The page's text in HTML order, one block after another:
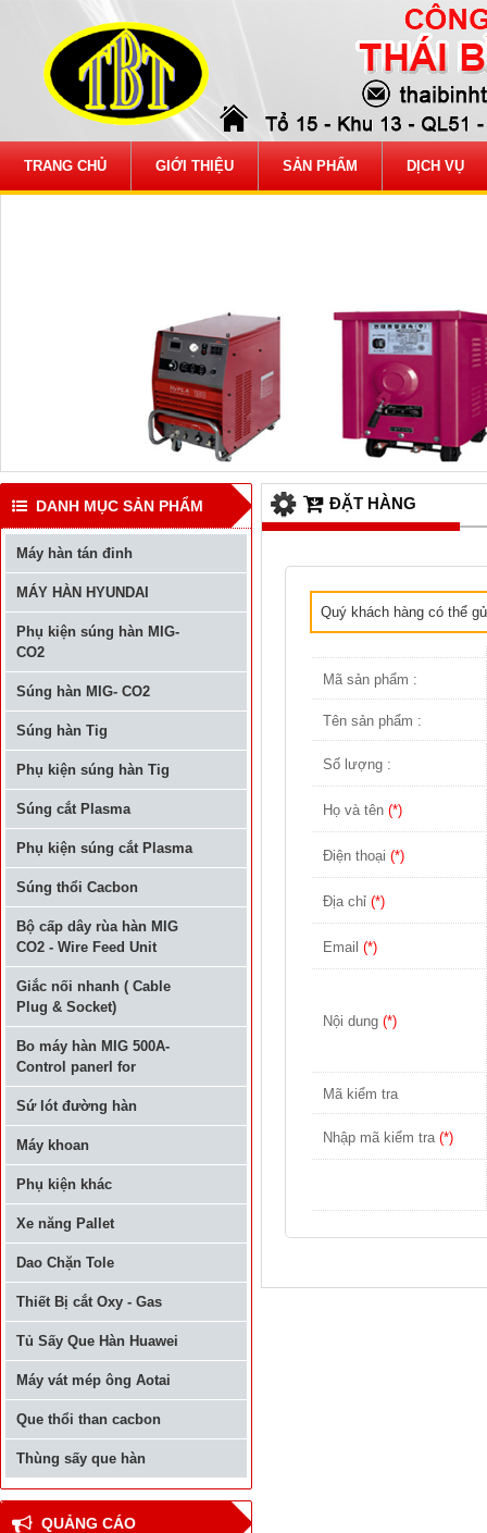
TRANG CHỦ GIỚI THIỆU SẢN PHẨM DỊCH VỤ
DANH MỤC SẢN PHẨM
Máy hàn tán đinh
MÁY HÀN HYUNDAI
Phụ kiện súng hàn MIG-
CO2
Súng hàn MIG- CO2
Súng hàn Tig
Phụ kiện súng hàn Tig
Súng cắt Plasma
Phụ kiện súng cắt Plasma
Súng thổi Cacbon
Bộ cấp dây rùa hàn MIG
CO2 - Wire Feed Unit
Giắc nối nhanh ( Cable
Plug & Socket)
Bo máy hàn MIG 500A-
Control panerl for
Sứ lót đường hàn
Máy khoan
Phụ kiện khác
Xe năng Pallet
Dao Chặn Tole
Thiết Bị cắt Oxy - Gas
Tủ Sấy Que Hàn Huawei
Máy vát mép ông Aotai
Que thổi than cacbon
Thùng sấy que hàn
QUẢNG CÁO
ĐẶT HÀNG
Quý khách hàng có thể
Mã sản phẩm :
Tên sản phẩm :
Số lượng :
Họ và tên(*)
Điện thoại(*)
Địa chỉ(*)
Email(*)
Nội dung(*)
Mã kiểm tra
Nhập mã kiểm tra(*)